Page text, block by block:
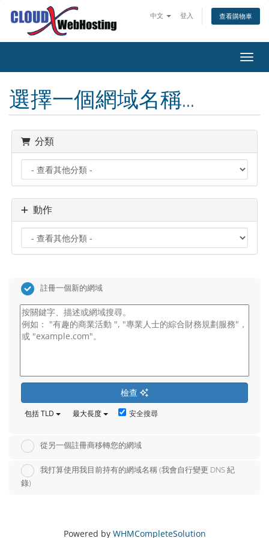
中文 登入 查看購物車
切換
選擇一個網域名稱...
分類
動作
註冊一個新的網域
檢查
包括 TLD 最大長度 安全搜尋
從另一個註冊商移轉您的網域
我打算使用我目前持有的網域名稱 (我會自行變更 DNS 紀
錄)
Powered by WHMCompleteSolution